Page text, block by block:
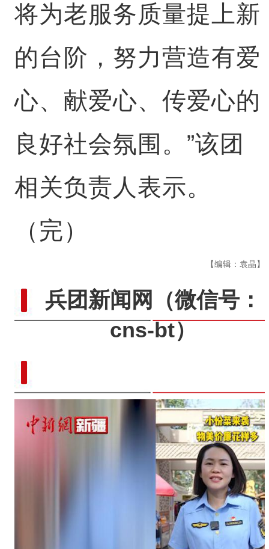
将为老服务质量提上新
的台阶，努力营造有爱
心、献爱心、传爱心的
良好社会氛围。”该团
相关负责人表示。
（完）
【编辑：袁晶】
兵团新闻网
（微信号：
cns-bt）